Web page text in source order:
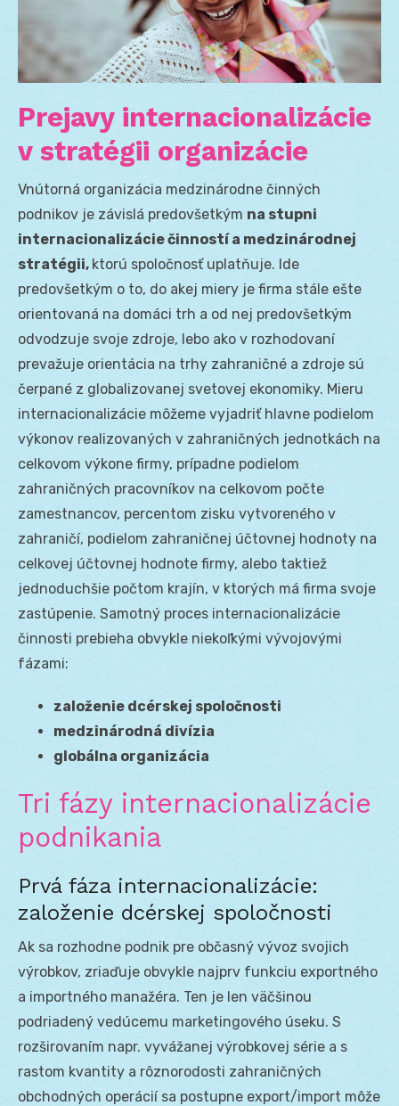
Prejavy internacionalizácie
v stratégii organizácie
Vnútorná organizácia medzinárodne činných
podnikov je závislá predovšetkým na stupni
internacionalizácie činností a medzinárodnej
stratégii, ktorú spoločnosť uplatňuje. Ide
predovšetkým o to, do akej miery je firma stále ešte
orientovaná na domáci trh a od nej predovšetkým
odvodzuje svoje zdroje, lebo ako v rozhodovaní
prevažuje orientácia na trhy zahraničné a zdroje sú
čerpané z globalizovanej svetovej ekonomiky. Mieru
internacionalizácie môžeme vyjadriť hlavne podielom
výkonov realizovaných v zahraničných jednotkách na
celkovom výkone firmy, prípadne podielom
zahraničných pracovníkov na celkovom počte
zamestnancov, percentom zisku vytvoreného v
zahraničí, podielom zahraničnej účtovnej hodnoty na
celkovej účtovnej hodnote firmy, alebo taktiež
jednoduchšie počtom krajín, v ktorých má firma svoje
zastúpenie. Samotný proces internacionalizácie
činnosti prebieha obvykle niekoľkými vývojovými
fázami:
založenie dcérskej spoločnosti
medzinárodná divízia
globálna organizácia
Tri fázy internacionalizácie
podnikania
Prvá fáza internacionalizácie:
založenie dcérskej spoločnosti
Ak sa rozhodne podnik pre občasný vývoz svojich
výrobkov, zriaďuje obvykle najprv funkciu exportného
a importného manažéra. Ten je len väčšinou
podriadený vedúcemu marketingového úseku. S
rozširovaním napr. vyvážanej výrobkovej série a s
rastom kvantity a rôznorodosti zahraničných
obchodných operácií sa postupne export/import môže